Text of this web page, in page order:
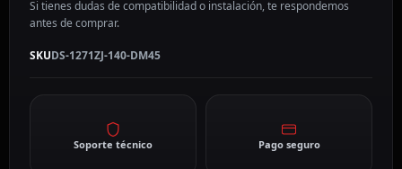
Si tienes dudas de compatibilidad o instalación, te respondemos
antes de comprar.
SKUDS-1271ZJ-140-DM45
Soporte técnico Pago seguro